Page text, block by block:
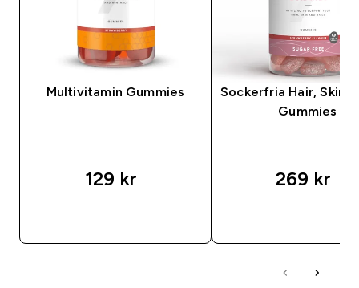
Multivitamin Gummies
129 kr‎
Sockerfria Hair, Skin,
Gummies
269 kr‎